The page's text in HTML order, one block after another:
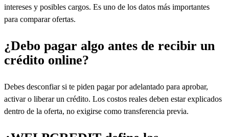
intereses y posibles cargos. Es uno de los datos más importantes
para comparar ofertas.
¿Debo pagar algo antes de recibir un
crédito online?
Debes desconfiar si te piden pagar por adelantado para aprobar,
activar o liberar un crédito. Los costos reales deben estar explicados
dentro de la oferta, no exigirse como transferencia previa.